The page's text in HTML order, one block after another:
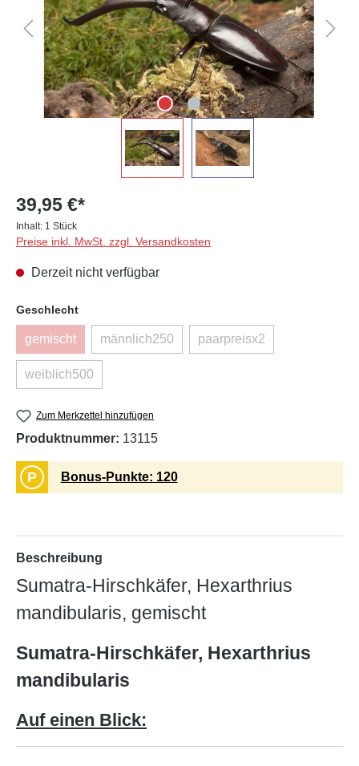
39,95 €*
Inhalt: 1 Stück
Preise inkl. MwSt. zzgl. Versandkosten
Derzeit nicht verfügbar
Geschlechtauswählen
gemischt
(Diese Option ist zurzeit nicht verfügbar.)
männlich250
(Diese Option ist zurzeit nicht verfügbar.)
paarpreisx2
(Diese Option ist zurzeit
weiblich500
(Diese Option ist zurzeit nicht verfügbar.)
Zum Merkzettel hinzufügen
Produktnummer: 13115
P Bonus-Punkte: 120
Beschreibung
Sumatra-Hirschkäfer, Hexarthrius
mandibularis, gemischt
Sumatra-Hirschkäfer, Hexarthrius
mandibularis
Auf einen Blick: